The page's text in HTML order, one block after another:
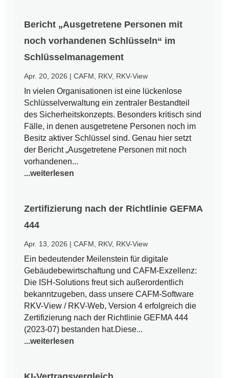
Bericht „Ausgetretene Personen mit
noch vorhandenen Schlüsseln“ im
Schlüsselmanagement
Apr. 20, 2026 |CAFM RKV, RKV-View
In vielen Organisationen ist eine lückenlose
Schlüsselverwaltung ein zentraler Bestandteil
des Sicherheitskonzepts. Besonders kritisch sind
Fälle, in denen ausgetretene Personen noch im
Besitz aktiver Schlüssel sind. Genau hier setzt
der Bericht „Ausgetretene Personen mit noch
vorhandenen...
...weiterlesen
Zertifizierung nach der Richtlinie GEFMA
444
Apr. 13, 2026 |CAFM RKV, RKV-View
Ein bedeutender Meilenstein für digitale
Gebäudebewirtschaftung und CAFM-Exzellenz:
Die ISH-Solutions freut sich außerordentlich
bekanntzugeben, dass unsere CAFM-Software
RKV-View / RKV-Web, Version 4 erfolgreich die
Zertifizierung nach der Richtlinie GEFMA 444
(2023-07) bestanden hat.Diese...
...weiterlesen